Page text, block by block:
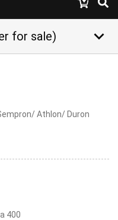
for sale) keyboard_arrow_down
Athlon/ Duron
400